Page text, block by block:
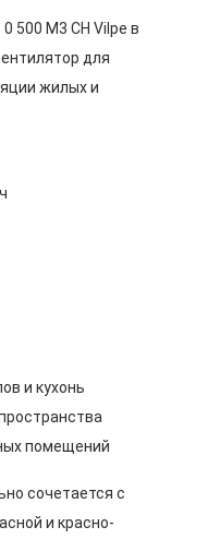
500 M3 CH Vilpe в
для
жилых и
и кухонь
помещений
сочетается с
и красно-